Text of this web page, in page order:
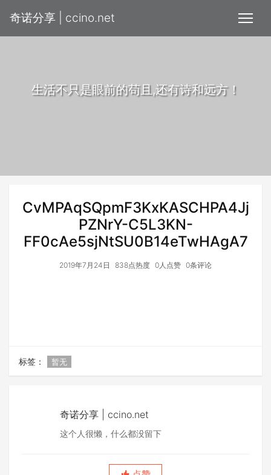
奇诺分享 | ccino.net
生活不只是眼前的苟且,还有诗和远方！
CvMPAqSQpmF3KxKASCHPA4Jj
PZNrY-C5L3KN-
FF0cAe5sjNtSU0B14eTwHAgA7
2019年7月24日 838点热度 0人点赞 0条评论
标签： 暂无
奇诺分享 | ccino.net
这个人很懒，什么都没留下